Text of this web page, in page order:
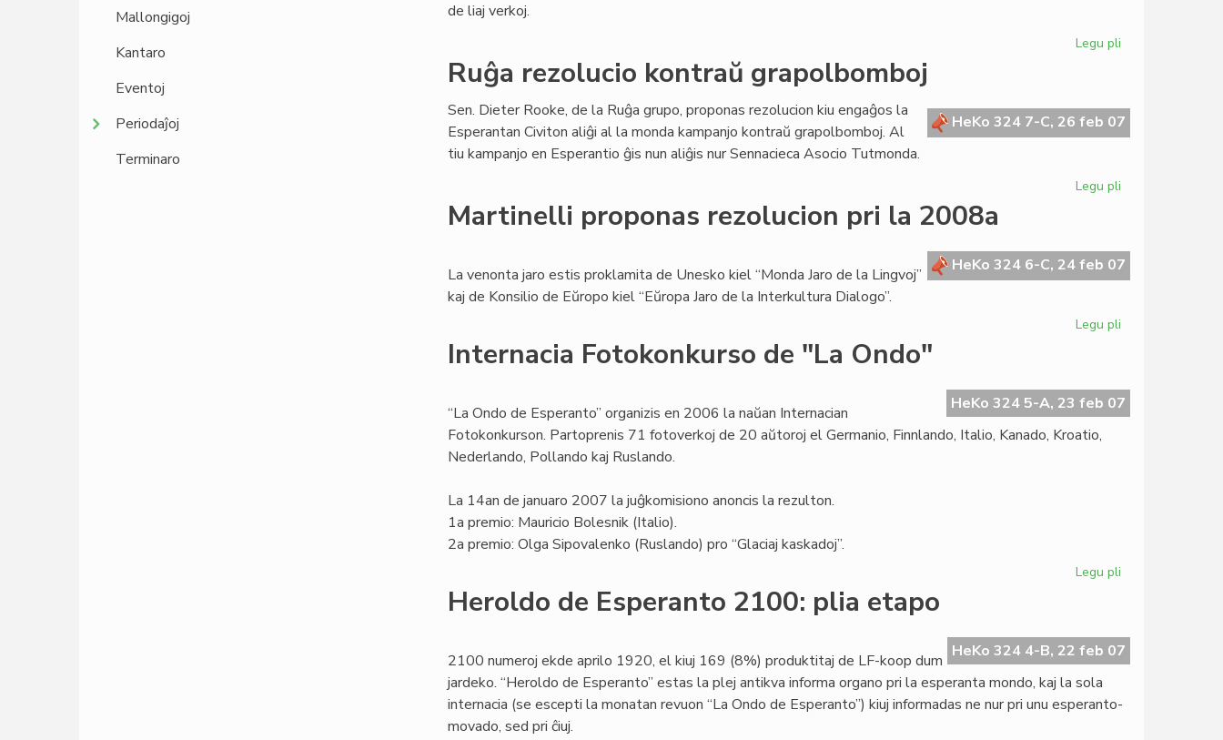
de liaj verkoj.
Legu pli
de
"Literatura
Ruĝa rezolucio kontraŭ grapolbomboj
HeKo 324 7-C, 26 feb 07
Sen. Dieter Rooke, de la Ruĝa grupo, proponas rezolucion kiu engaĝos la
Esperantan Civiton aliĝi al la monda kampanjo kontraŭ grapolbomboj. Al
tiu kampanjo en Esperantio ĝis nun aliĝis nur Sennacieca Asocio Tutmonda.
Legu pli
grapolbomboj
Martinelli proponas rezolucion pri la 2008a
HeKo 324 6-C, 24 feb 07
La venonta jaro estis proklamita de Unesko kiel “Monda Jaro de la Lingvoj”
kaj de Konsilio de Eŭropo kiel “Eŭropa Jaro de la Interkultura Dialogo”.
Legu pli
pri
la
Internacia Fotokonkurso de "La Ondo"
HeKo 324 5-A, 23 feb 07
“La Ondo de Esperanto” organizis en 2006 la naŭan Internacian
Fotokonkurson. Partoprenis 71 fotoverkoj de 20 aŭtoroj el Germanio, Finnlando, Italio, Kanado, Kroatio,
Nederlando, Pollando kaj Ruslando.
La 14an de januaro 2007 la juĝkomisiono anoncis la rezulton.
1a premio: Mauricio Bolesnik (Italio).
2a premio: Olga Sipovalenko (Ruslando) pro “Glaciaj kaskadoj”.
Legu pli
"La
Ondo"
Heroldo de Esperanto 2100: plia etapo
HeKo 324 4-B, 22 feb 07
2100 numeroj ekde aprilo 1920, el kiuj 169 (8%) produktitaj de LF-koop dum
jardeko. “Heroldo de Esperanto” estas la plej antikva informa organo pri la esperanta mondo, kaj la sola
internacia (se escepti la monatan revuon “La Ondo de Esperanto”) kiuj informadas ne nur pri unu esperanto-
movado, sed pri ĉiuj.
Mallongigoj
Kantaro
Eventoj
Periodaĵoj
Terminaro